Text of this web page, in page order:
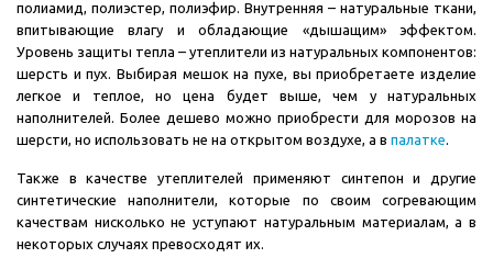
полиамид, полиэстер, полиэфир. Внутренняя – натуральные ткани,
впитывающие влагу и обладающие «дышащим» эффектом.
Уровень защиты тепла – утеплители из натуральных компонентов:
шерсть и пух. Выбирая мешок на пухе, вы приобретаете изделие
легкое и теплое, но цена будет выше, чем у натуральных
наполнителей. Более дешево можно приобрести для морозов на
шерсти, но использовать не на открытом воздухе, а в палатке.
Также в качестве утеплителей применяют синтепон и другие
синтетические наполнители, которые по своим согревающим
качествам нисколько не уступают натуральным материалам, а в
некоторых случаях превосходят их.